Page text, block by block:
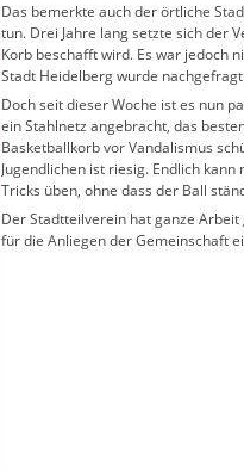
Das bemerkte auch der örtliche
tun. Drei Jahre lang setzte sich der
Korb beschafft wird. Es war jedoch
Stadt Heidelberg wurde
Doch seit dieser Woche ist es nun
ein Stahlnetz angebracht, das
Basketballkorb vor Vandalismus
Jugendlichen ist riesig. Endlich
Tricks üben, ohne dass der Ball
Der Stadtteilverein hat ganze
für die Anliegen der Gemeinschaft